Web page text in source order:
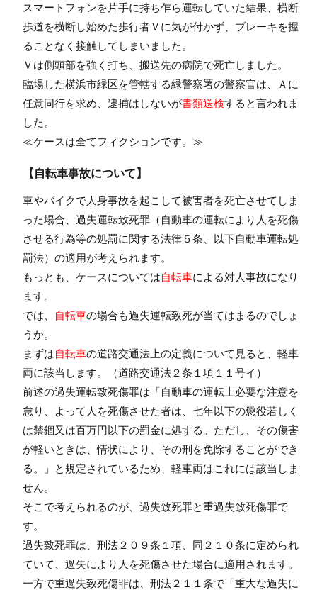
スマートフォンを片手に持ち乍ら運転していた結果、横断
歩道を横断し始めた歩行者Ｖに気が付かず、ブレーキを握
ることなく接触してしまいました。
Ｖは側頭部を強く打ち、搬送先の病院で死亡しました。
臨場した横浜市緑区を管轄する緑警察署の警察官は、Ａに
任意同行を求め、逮捕はしないが書類送検すると言われま
した。
≪ケースは全てフィクションです。≫
【自転車事故について】
車やバイクで人身事故を起こして被害者を死亡させてしま
った場合、過失運転致死罪（自動車の運転により人を死傷
させる行為等の処罰に関する法律５条、以下自動車運転処
罰法）の適用が考えられます。
もっとも、ケースについては自転車による対人事故になり
ます。
では、
自転車の場合も過失運転致死が当てはまるのでしょ
うか。
まずは自転車の道路交通法上の定義について見ると、軽車
両に該当します。（道路交通法２条１項１１号イ）
前述の過失運転致死傷罪は「自動車の運転上必要な注意を
怠り、よって人を死傷させた者は、七年以下の懲役若しく
は禁錮又は百万円以下の罰金に処する。ただし、その傷害
が軽いときは、情状により、その刑を免除することができ
る。」と規定されているため、軽車両はこれには該当しま
せん。
そこで考えられるのが、過失致死罪と重過失致死傷罪で
す。
過失致死罪は、刑法２０９条１項、同２１０条に定められ
ていて、過失により人を死傷させた場合に適用されます。
一方で重過失致死傷罪は、刑法２１１条で「重大な過失に